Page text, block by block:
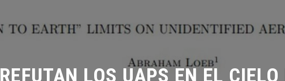
REFUTAN LOS UAPS EN EL CIELO